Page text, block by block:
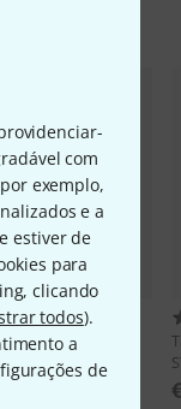
com
exemplo,
e a
estiver de
para
clicando
todos).
a
de
1
Eye (B) 13"